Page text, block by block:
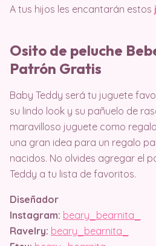
A tus hijos les encantarán estos
Osito de peluche
Patrón Gratis
Baby Teddy será tu juguete
su lindo look y su pañuelo de
maravilloso juguete como
una gran idea para un regalo
nacidos. No olvides agregar el
Teddy a tu lista de favoritos.
Diseñador
Instagram: beary_bearnita_
Ravelry: beary_bearnita_